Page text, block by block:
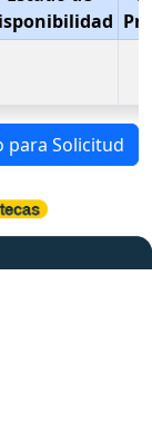
para Solicitud